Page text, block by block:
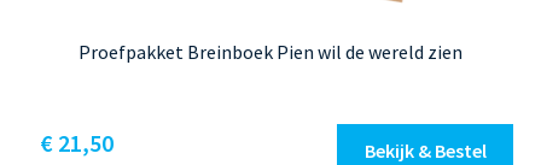
Proefpakket Breinboek Pien wil de wereld zien
€21,50
Bekijk & Bestel